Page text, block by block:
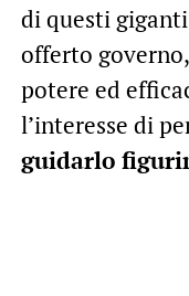
di questi
offerto
potere ed
l’interesse di
guidarlo